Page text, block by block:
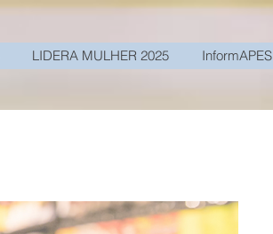
LIDERA MULHER 2025 InformAPES